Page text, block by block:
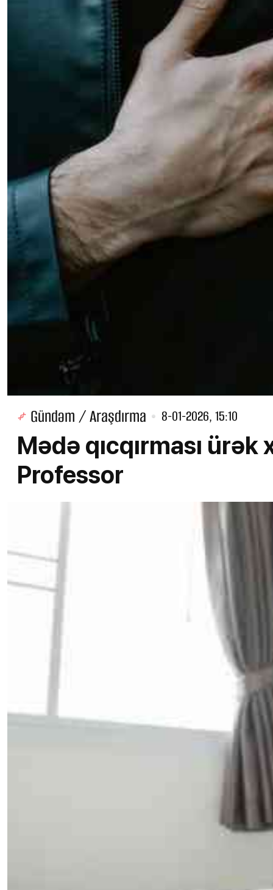
Gündəm / Araşdırma 8-01-2026, 15:10
Mədə qıcqırması
Professor